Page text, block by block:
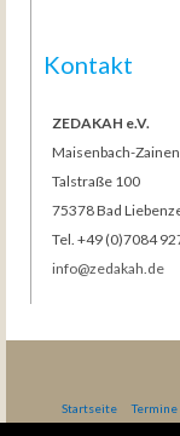
Kontakt
ZEDAKAH e.V.
Maisenbach-Zainen
Talstraße 100
75378 Bad
Tel. +49 (0)7084
info@zedakah.de
Startseite Termine